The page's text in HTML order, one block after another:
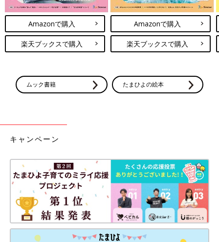
Amazonで購入
楽天ブックスで購入
Amazonで購入
楽天ブックスで購入
ムック書籍 たまひよの絵本
キャンペーン